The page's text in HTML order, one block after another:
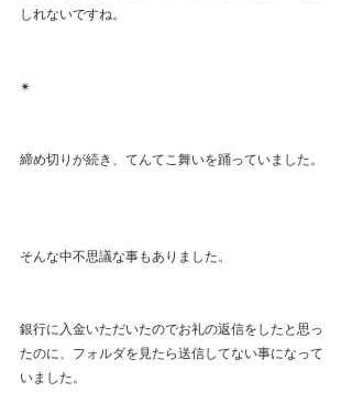
しれないですね。
✴︎
締め切りが続き、てんてこ舞いを踊っていました。
そんな中不思議な事もありました。
銀行に入金いただいたのでお礼の返信をしたと思っ
たのに、フォルダを見たら送信してない事になって
いました。